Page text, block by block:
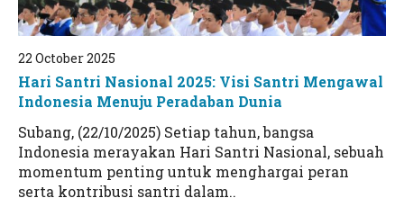
22 October 2025
Hari Santri Nasional 2025: Visi Santri Mengawal
Indonesia Menuju Peradaban Dunia
Subang, (22/10/2025) Setiap tahun, bangsa
Indonesia merayakan Hari Santri Nasional, sebuah
momentum penting untuk menghargai peran
serta kontribusi santri dalam..